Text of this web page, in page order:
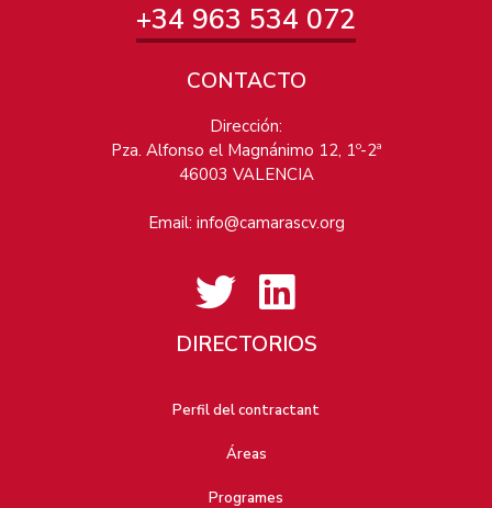
+34 963 534 072
CONTACTO
Dirección:
Pza. Alfonso el Magnánimo 12, 1º-2ª
46003 VALENCIA
Email: info@camarascv.org
DIRECTORIOS
Perfil del contractant
Áreas
Programes